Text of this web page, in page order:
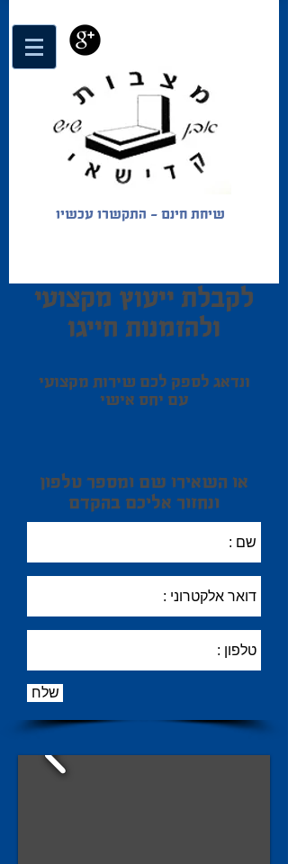
שיחת חינם - התקשרו עכשיו
לקבלת ייעוץ מקצועי
ולהזמנות חייגו
ונדאג לספק לכם שירות מקצועי
עם יחס אישי
או השאירו שם ומספר טלפון
ונחזור אליכם בהקדם
שלח